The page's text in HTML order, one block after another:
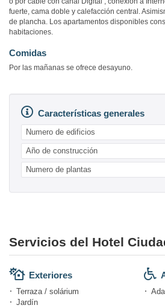
fuerte, cama doble y calefacción central.
de plancha. Los apartamentos disponibles
habitaciones.
Comidas
Por las mañanas se ofrece desayuno.
Características generales
Numero de edificios
Año de construcción
Numero de plantas
Servicios del Hotel
Exteriores
Terraza / solárium
Jardín